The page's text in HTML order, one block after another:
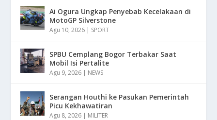
Ai Ogura Ungkap Penyebab Kecelakaan di
MotoGP Silverstone
Agu 10, 2026 | SPORT
SPBU Cemplang Bogor Terbakar Saat
Mobil Isi Pertalite
Agu 9, 2026 | NEWS
Serangan Houthi ke Pasukan Pemerintah
Picu Kekhawatiran
Agu 8, 2026 | MILITER